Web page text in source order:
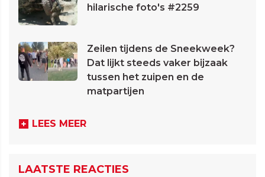
hilarische foto's #2259
Zeilen tijdens de Sneekweek?
Dat lijkt steeds vaker bijzaak
tussen het zuipen en de
matpartijen
LEES MEER
LAATSTE REACTIES